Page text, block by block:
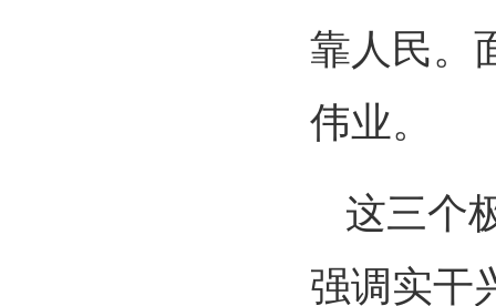
靠人民。
伟业。
这三个
强调实干